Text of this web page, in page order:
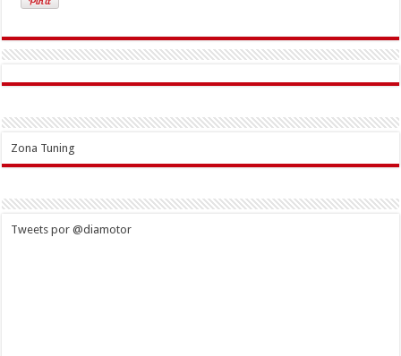
Zona Tuning
Tweets por @diamotor